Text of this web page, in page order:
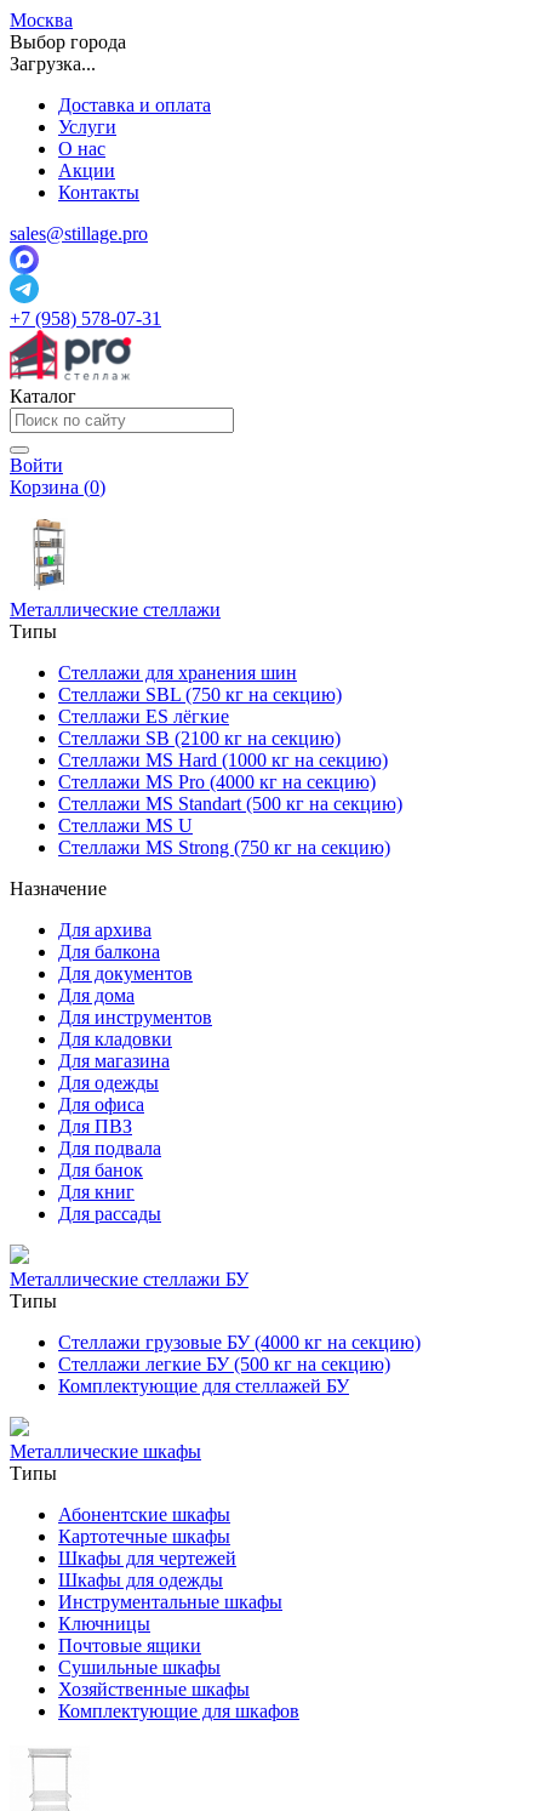
Москва
Выбор города
Загрузка...
Доставка и оплата
Услуги
О нас
Акции
Контакты
sales@stillage.pro
+7 (958) 578-07-31
Каталог
Войти
Корзина (0)
Металлические стеллажи
Типы
Стеллажи для хранения шин
Стеллажи SBL (750 кг на секцию)
Стеллажи ES лёгкие
Стеллажи SB (2100 кг на секцию)
Стеллажи MS Hard (1000 кг на секцию)
Стеллажи MS Pro (4000 кг на секцию)
Стеллажи MS Standart (500 кг на секцию)
Стеллажи MS U
Стеллажи MS Strong (750 кг на секцию)
Назначение
Для архива
Для балкона
Для документов
Для дома
Для инструментов
Для кладовки
Для магазина
Для одежды
Для офиса
Для ПВЗ
Для подвала
Для банок
Для книг
Для рассады
Металлические стеллажи БУ
Типы
Стеллажи грузовые БУ (4000 кг на секцию)
Стеллажи легкие БУ (500 кг на секцию)
Комплектующие для стеллажей БУ
Металлические шкафы
Типы
Абонентские шкафы
Картотечные шкафы
Шкафы для чертежей
Шкафы для одежды
Инструментальные шкафы
Ключницы
Почтовые ящики
Сушильные шкафы
Хозяйственные шкафы
Комплектующие для шкафов